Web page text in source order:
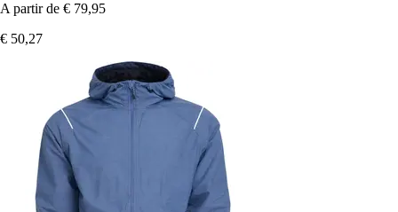
A partir de € 79,95
€ 50,27